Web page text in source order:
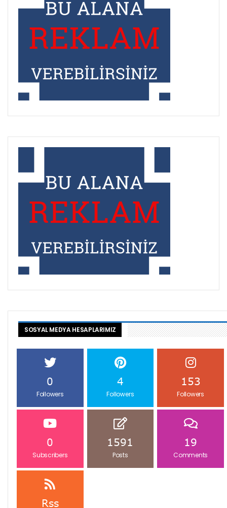
SOSYAL MEDYA HESAPLARIMIZ
0
Followers
4
Followers
153
Followers
0
Subscribers
1591
Posts
19
Comments
Rss